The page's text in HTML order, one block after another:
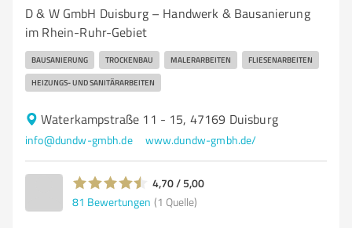
D & W GmbH Duisburg – Handwerk & Bausanierung
im Rhein-Ruhr-Gebiet
BAUSANIERUNG TROCKENBAU MALERARBEITEN FLIESENARBEITEN
HEIZUNGS- UND SANITÄRARBEITEN
Waterkampstraße 11 - 15, 47169 Duisburg
info@dundw-gmbh.de www.dundw-gmbh.de/
4,70 / 5,00
81 Bewertungen (1 Quelle)